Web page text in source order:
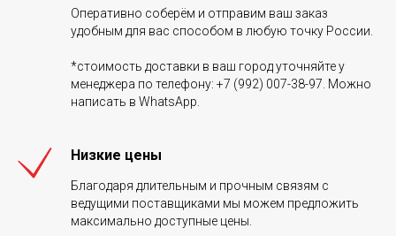
Оперативно соберём и отправим ваш заказ
удобным для вас способом в любую точку России.
*стоимость доставки в ваш город уточняйте у
менеджера по телефону: +7 (992) 007-38-97. Можно
написать в WhatsApp.
Низкие цены
Благодаря длительным и прочным связям с
ведущими поставщиками мы можем предложить
максимально доступные цены.